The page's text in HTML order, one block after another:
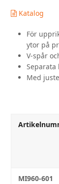
Katalog
För
ytor på
V-spår
Med
MI960-601